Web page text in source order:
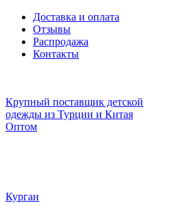
Доставка и оплата
Отзывы
Распродажа
Контакты
Крупный поставщик детской
одежды из Турции и Китая
Оптом
Курган